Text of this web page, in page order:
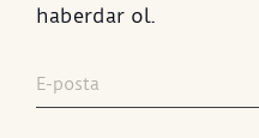
haberdar ol.